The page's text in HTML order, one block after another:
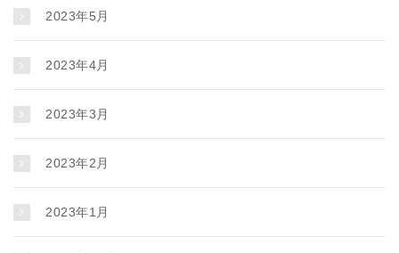
2023年5月
2023年4月
2023年3月
2023年2月
2023年1月